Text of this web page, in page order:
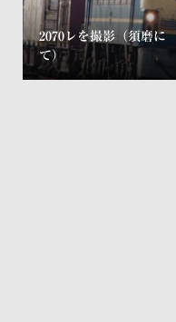
2070レを撮影（須磨に
て）